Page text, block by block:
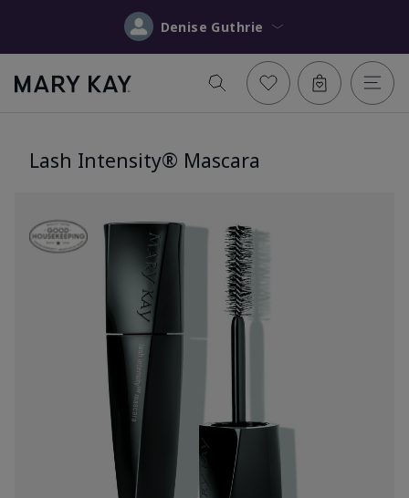
Denise Guthrie
Lash Intensity® Mascara